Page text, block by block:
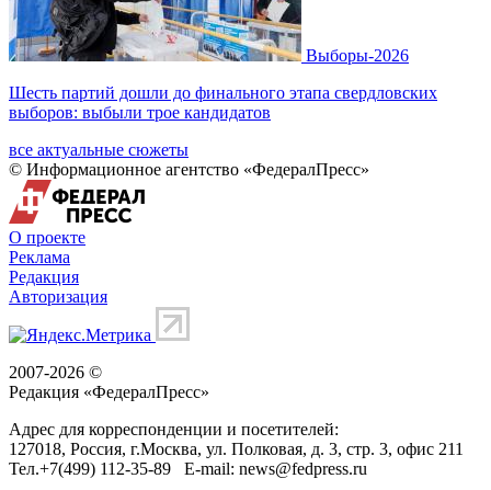
Выборы-2026
Шесть партий дошли до финального этапа свердловских
выборов: выбыли трое кандидатов
все актуальные сюжеты
© Информационное агентство «ФедералПресс»
О проекте
Реклама
Редакция
Авторизация
2007-2026 ©
Редакция «ФедералПресс»
Адрес для корреспонденции и посетителей:
127018, Россия, г.Москва, ул. Полковая, д. 3, стр. 3, офис 211
Тел.+7(499) 112-35-89 E-mail: news@fedpress.ru